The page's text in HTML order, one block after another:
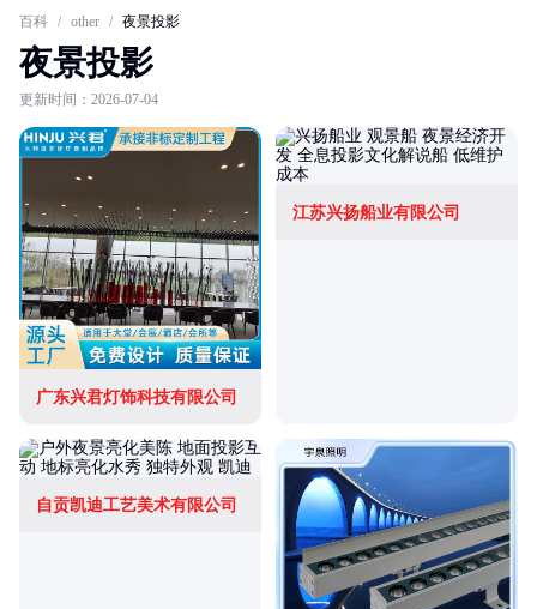
百科 / other / 夜景投影
夜景投影
更新时间：2026-07-04
广东兴君灯饰科技有限公司
江苏兴扬船业有限公司
自贡凯迪工艺美术有限公司